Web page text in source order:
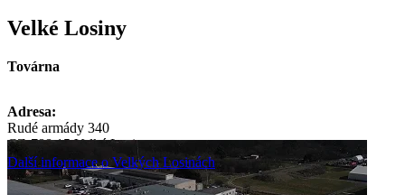
Velké Losiny
Továrna
Adresa:
Rudé armády 340
CZ-788 15 Velké Losiny
Další informace o Velkých Losinách